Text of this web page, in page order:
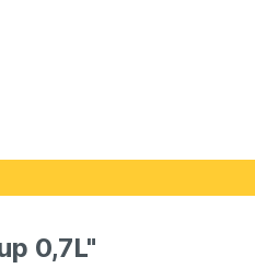
0,7L"